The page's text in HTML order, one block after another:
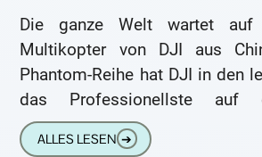
Die ganze Welt wartet auf
Multikopter von DJI aus
Phantom-Reihe hat DJI in den
das Professionellste auf
gebracht, das man heute
ALLES LESEN ➔